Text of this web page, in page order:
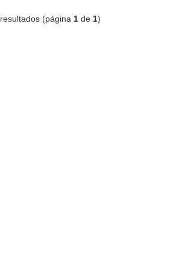
resultados (página 1 de 1)